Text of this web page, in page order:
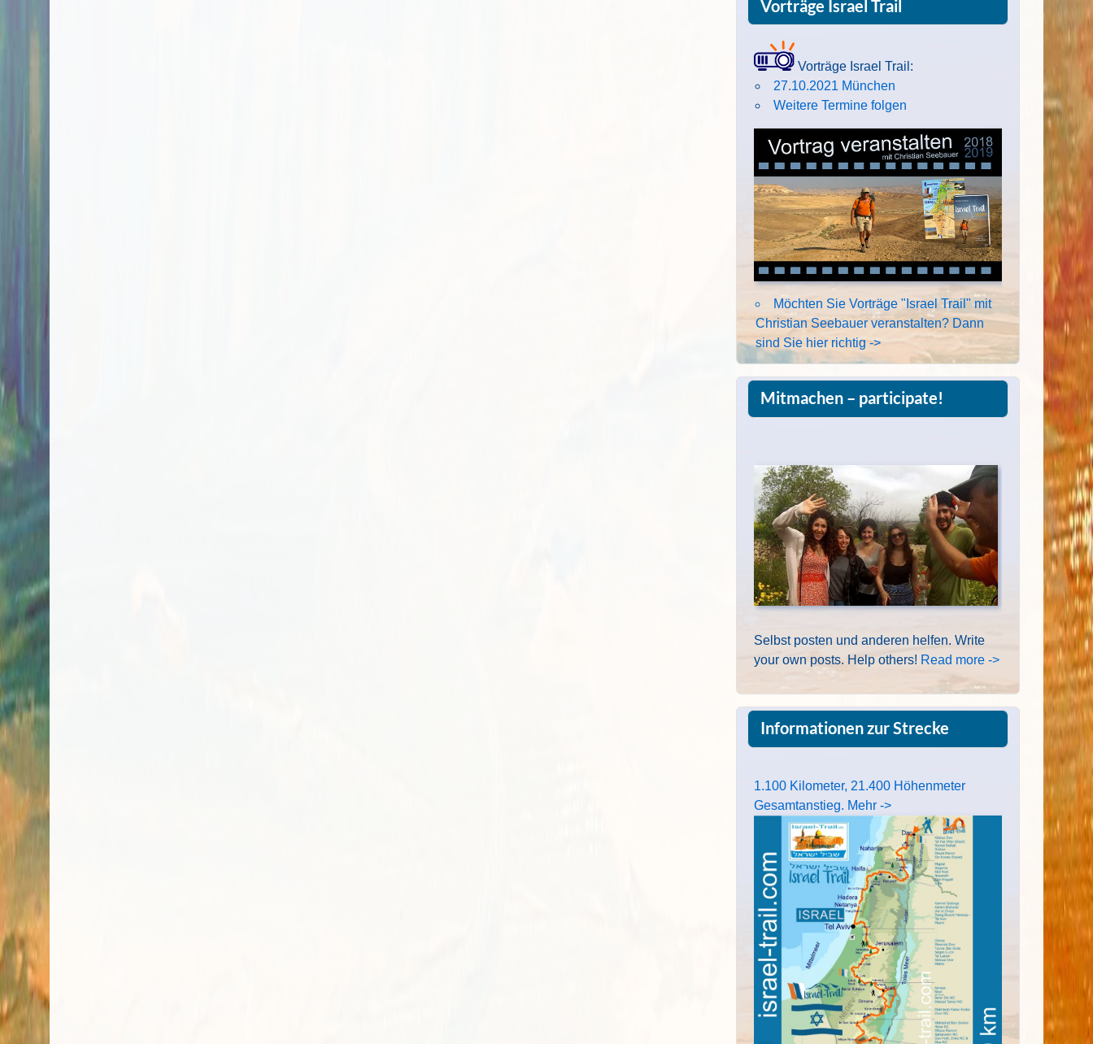
Vorträge Israel Trail
Vorträge Israel Trail:
27.10.2021 München
Weitere Termine folgen
Möchten Sie Vorträge "Israel Trail" mit
Christian Seebauer veranstalten? Dann
sind Sie hier richtig ->
Mitmachen – participate!
Selbst posten und anderen helfen. Write
your own posts. Help others! Read more ->
Informationen zur Strecke
1.100 Kilometer, 21.400 Höhenmeter
Gesamtanstieg. Mehr ->